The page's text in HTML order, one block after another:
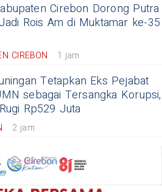
Cirebon Dorong Putra
Rois Am di Muktamar ke-35
CIREBON 1 jam
Tetapkan Eks Pejabat
sebagai Tersangka Korupsi,
Rp529 Juta
2 jam